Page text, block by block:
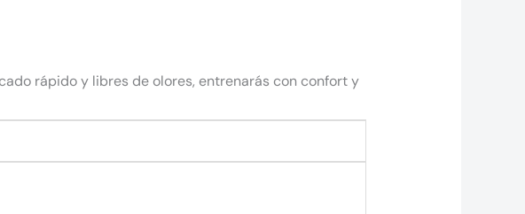
rápido y libres de olores, entrenarás con confort y